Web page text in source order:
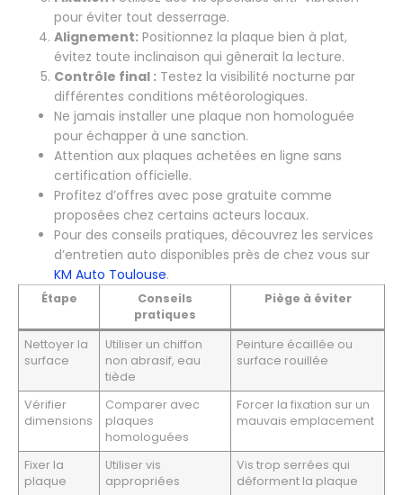
pour éviter tout desserrage.
Alignement: Positionnez la plaque bien à plat,
évitez toute inclinaison qui gênerait la lecture.
Contrôle final : Testez la visibilité nocturne par
différentes conditions météorologiques.
Ne jamais installer une plaque non homologuée
pour échapper à une sanction.
Attention aux plaques achetées en ligne sans
certification officielle.
Profitez d’offres avec pose gratuite comme
proposées chez certains acteurs locaux.
Pour des conseils pratiques, découvrez les services
d’entretien auto disponibles près de chez vous sur
KM Auto Toulouse.
Étape
Conseils
pratiques
Piège à éviter
Nettoyer la
surface
Utiliser un chiffon
non abrasif, eau
tiède
Peinture écaillée ou
surface rouillée
Vérifier
dimensions
Comparer avec
plaques
homologuées
Forcer la fixation sur un
mauvais emplacement
Fixer la
plaque
Utiliser vis
appropriées
Vis trop serrées qui
déforment la plaque